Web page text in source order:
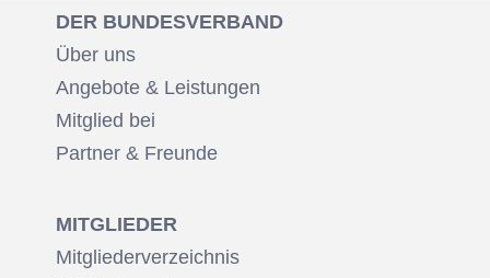
DER BUNDESVERBAND
Über uns
Angebote & Leistungen
Mitglied bei
Partner & Freunde
MITGLIEDER
Mitgliederverzeichnis